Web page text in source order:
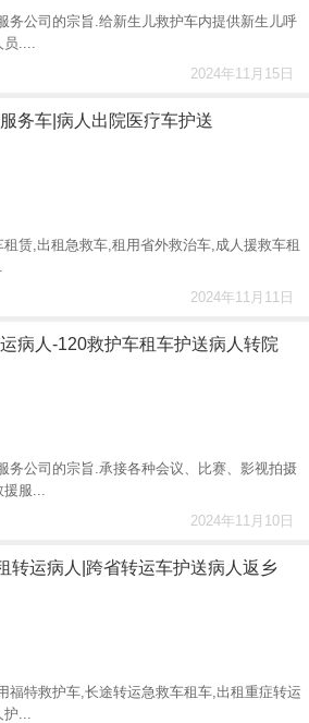
务公司的宗旨.给新生儿救护车内提供新生儿呼
员....
2024年11月15日
务车|病人出院医疗车护送
赁,出租急救车,租用省外救治车,成人援救车租
2024年11月11日
病人-120救护车租车护送病人转院
务公司的宗旨.承接各种会议、比赛、影视拍摄
援服...
2024年11月10日
转运病人|跨省转运车护送病人返乡
福特救护车,长途转运急救车租车,出租重症转运
护...